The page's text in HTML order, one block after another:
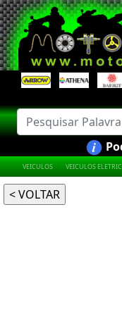
VEICULOS VEICULOS